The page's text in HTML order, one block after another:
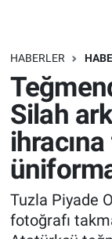
HABERLER
Silah
Tuzla Piyade
fotoğrafı
Bilim turu
Bilim ve
Doğa
Dünya
Ege Saati
Dünya
Teknoloji
Sağlık
Spor
Yayın Akışı
Trafik
Süper Lig
Tüm
Son
Haber